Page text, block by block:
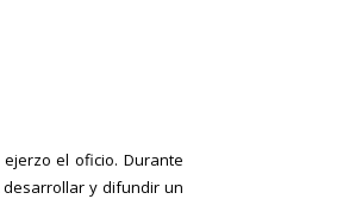
el oficio. Durante
y difundir un